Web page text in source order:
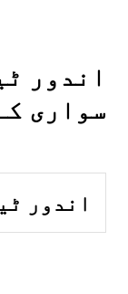
اندور
سواری
اندور